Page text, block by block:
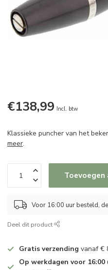
€138,99 Incl. btw
Klassieke puncher van het
meer.
Toevoegen
Voor 16:00 uur besteld,
Deel dit product
Gratis verzending vanaf €
Op werkdagen voor